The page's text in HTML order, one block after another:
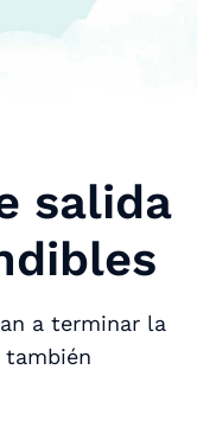
salida
a terminar la
también